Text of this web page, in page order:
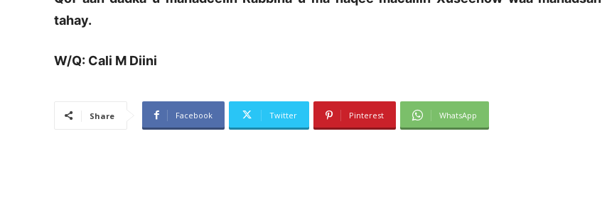
tahay.
W/Q: Cali M Diini
Share Facebook Twitter Pinterest WhatsApp